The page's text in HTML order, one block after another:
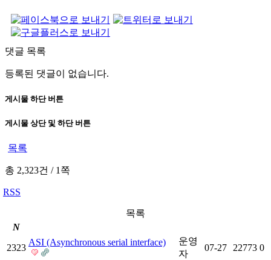
댓글 목록
등록된 댓글이 없습니다.
게시물 하단 버튼
게시물 상단 및 하단 버튼
목록
총 2,323건 /1쪽
RSS
목록
N
2323
ASI (Asynchronous serial interface)
운영
자
07-27 22773 0